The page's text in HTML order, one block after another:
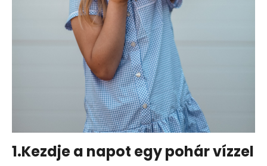
1.Kezdje a napot egy pohár vízzel